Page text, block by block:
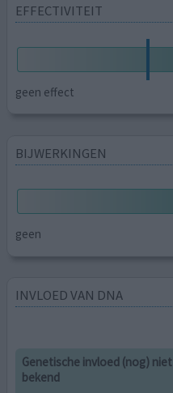
EFFECTIVITEIT
geen effect
BIJWERKINGEN
geen
INVLOED VAN DNA
Genetische invloed (nog) niet
bekend